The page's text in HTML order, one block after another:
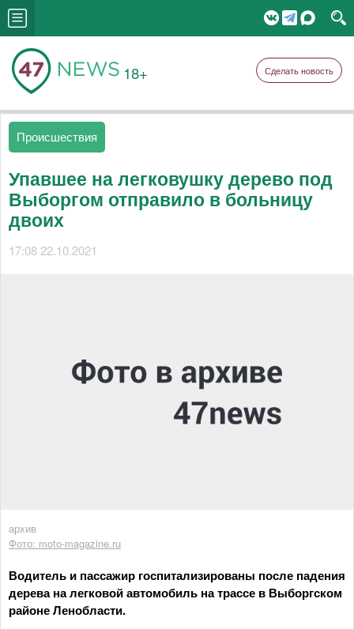
18+ Сделать новость
Происшествия
Упавшее на легковушку дерево под
Выборгом отправило в больницу
двоих
17:08 22.10.2021
архив
Фото: moto-magazine.ru
Водитель и пассажир госпитализированы после падения
дерева на легковой автомобиль на трассе в Выборгском
районе Ленобласти.